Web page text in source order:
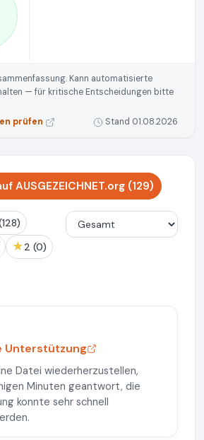
Kann automatisierte
— für kritische Entscheidungen bitte
prüfen
Stand 01.08.2026
AUSGEZEICHNET.org (129)
(128)
★ 2 (0)
Unterstützung
Datei wiederherzustellen,
Minuten geantwort, die
konnte sehr schnell